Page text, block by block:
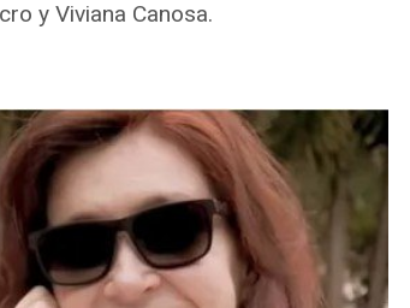
y Viviana Canosa.